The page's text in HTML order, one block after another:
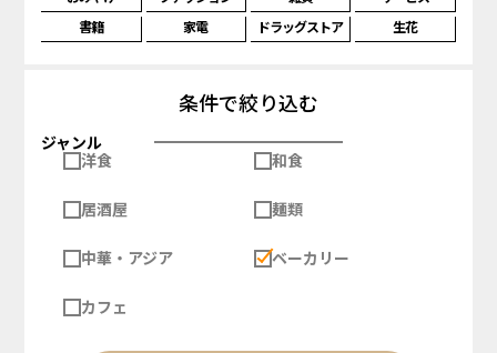
書籍
家電 ドラッグストア 生花
条件で絞り込む
ジャンル
洋食
和食
居酒屋 麺類
中華・アジア ベーカリー
カフェ